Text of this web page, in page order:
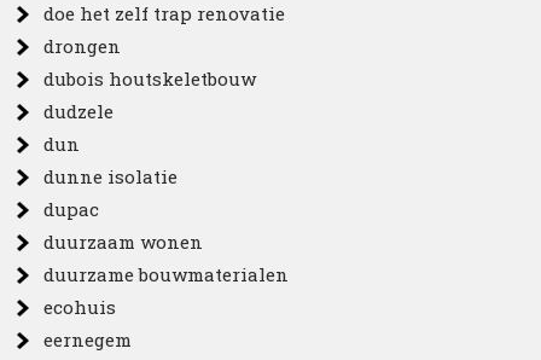
doe het zelf trap renovatie
drongen
dubois houtskeletbouw
dudzele
dun
dunne isolatie
dupac
duurzaam wonen
duurzame bouwmaterialen
ecohuis
eernegem